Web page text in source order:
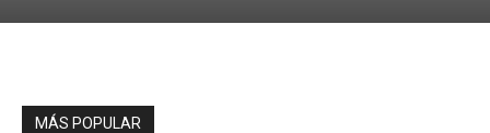
MÁS POPULAR